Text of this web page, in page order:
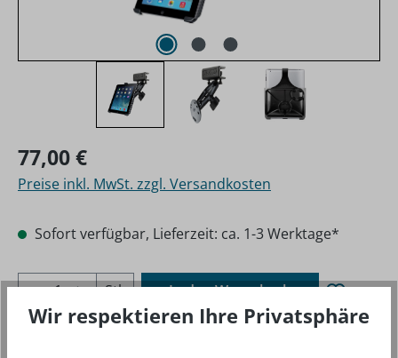
Regulärer Preis:
77,00 €
Preise inkl. MwSt. zzgl. Versandkosten
Sofort verfügbar, Lieferzeit: ca. 1-3 Werktage*
Produkt Anzahl: Gib den gewünschten
Stk In den Warenkorb
Wir respektieren Ihre Privatsphäre